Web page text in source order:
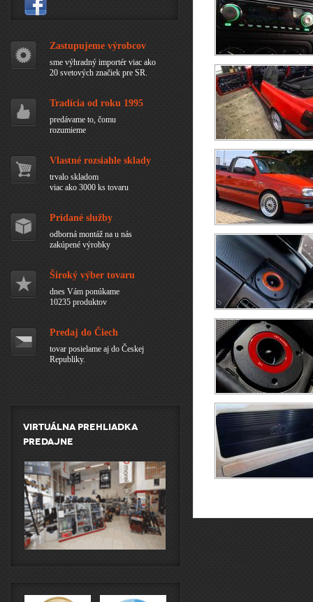
Zastupujeme výrobcov
sme výhradný importér viac ako
20 svetových značiek pre SR.
Tradícia od roku 1995
predávame to, čomu
rozumieme
Vlastné rozsiahle sklady
trvalo skladom
viac ako 3000 ks tovaru
Pridané služby
odborná montáž na u nás
zakúpené výrobky
Široký výber tovaru
dnes Vám ponúkame
10235 produktov
Predaj do Čiech
tovar posielame aj do Českej
Republiky.
Virtuálna prehliadka
predajne